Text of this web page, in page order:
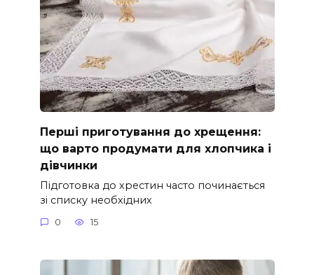
Перші приготування до хрещення:
що варто продумати для хлопчика і
дівчинки
Підготовка до хрестин часто починається
зі списку необхідних
0 15